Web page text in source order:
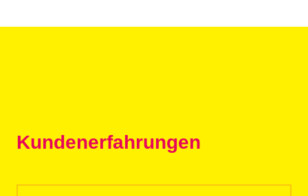
Kundenerfahrungen